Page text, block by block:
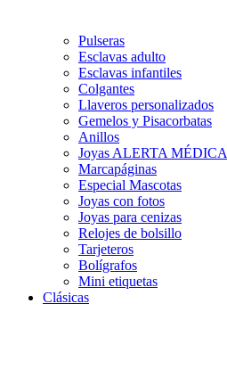
Pulseras
Esclavas adulto
Esclavas infantiles
Colgantes
Llaveros personalizados
Gemelos y Pisacorbatas
Anillos
Joyas ALERTA MÉDICA
Marcapáginas
Especial Mascotas
Joyas con fotos
Joyas para cenizas
Relojes de bolsillo
Tarjeteros
Bolígrafos
Mini etiquetas
Clásicas